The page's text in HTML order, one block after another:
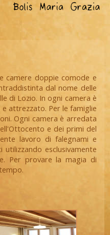
camere doppie comode e
dal nome delle
di Lozio. In ogni camera è
attrezzato. Per le famiglie
Ogni camera è arredata
e dei primi del
lavoro di falegnami e
esclusivamente
Per provare la magia di